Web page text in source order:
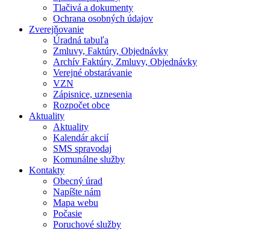
Tlačivá a dokumenty
Ochrana osobných údajov
Zverejňovanie
Úradná tabuľa
Zmluvy, Faktúry, Objednávky
Archív Faktúry, Zmluvy, Objednávky
Verejné obstarávanie
VZN
Zápisnice, uznesenia
Rozpočet obce
Aktuality
Aktuality
Kalendár akcií
SMS spravodaj
Komunálne služby
Kontakty
Obecný úrad
Napíšte nám
Mapa webu
Počasie
Poruchové služby